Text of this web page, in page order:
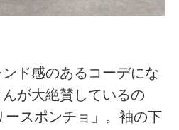
ンド感のあるコーデにな
が大絶賛しているの
ースポンチョ」。袖の下